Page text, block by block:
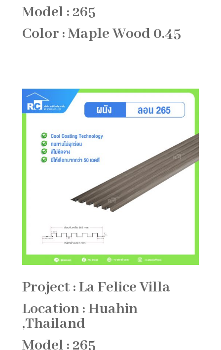
Model : 265
Color : Maple Wood 0.45
Project : La Felice Villa
Location : Huahin
,Thailand
Model : 265